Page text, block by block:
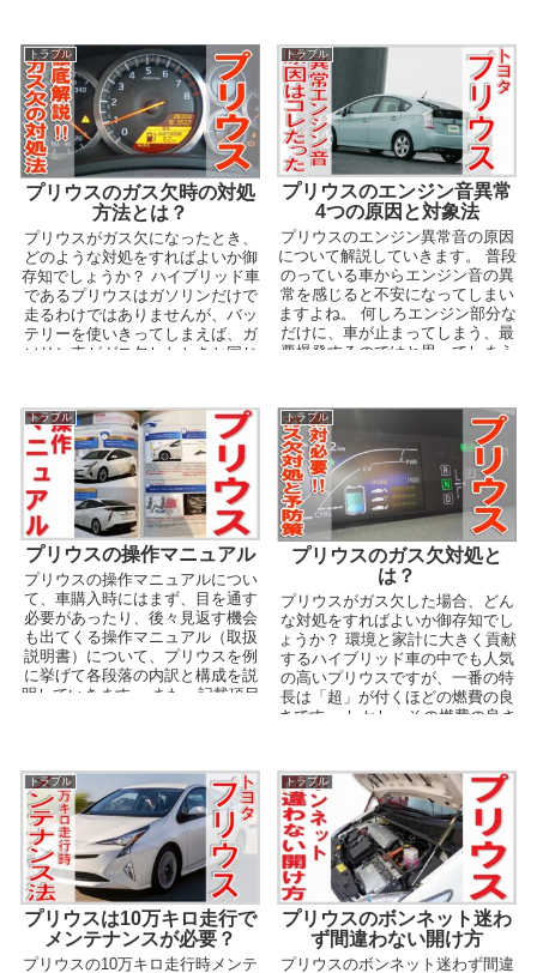
リウスの自動ブレーキとその効果
について解説します。
トラブル
プリウスのガス欠時の対処
方法とは？
プリウスがガス欠になったとき、
どのような対処をすればよいか御
存知でしょうか？ ハイブリッド車
であるプリウスはガソリンだけで
走るわけではありませんが、バッ
テリーを使いきってしまえば、ガ
ソリン車がガス欠したときと同じ
トラブル
プリウスのエンジン音異常
4つの原因と対象法
プリウスのエンジン異常音の原因
について解説していきます。 普段
のっている車からエンジン音の異
常を感じると不安になってしまい
ますよね。 何しろエンジン部分な
だけに、車が止まってしまう、最
悪爆発するのではと思ってしまう
トラブル
プリウスの操作マニュアル
プリウスの操作マニュアルについ
て、車購入時にはまず、目を通す
必要があったり、後々見返す機会
も出てくる操作マニュアル（取扱
説明書）について、プリウスを例
に挙げて各段落の内訳と構成を説
明していきます。 また、記載項目
トラブル
プリウスのガス欠対処と
は？
プリウスがガス欠した場合、どん
な対処をすればよいか御存知でし
ょうか？ 環境と家計に大きく貢献
するハイブリッド車の中でも人気
の高いプリウスですが、一番の特
長は「超」が付くほどの燃費の良
さです。 しかし、その燃費の良さ
トラブル
プリウスは10万キロ走行で
メンテナンスが必要？
プリウスの10万キロ走行時メンテ
トラブル
プリウスのボンネット迷わ
ず間違わない開け方
プリウスのボンネット迷わず間違